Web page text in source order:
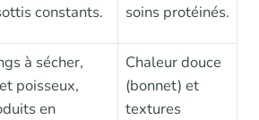
constants.
soins protéinés.
à sécher,
poisseux,
en
Chaleur douce
(bonnet) et
textures